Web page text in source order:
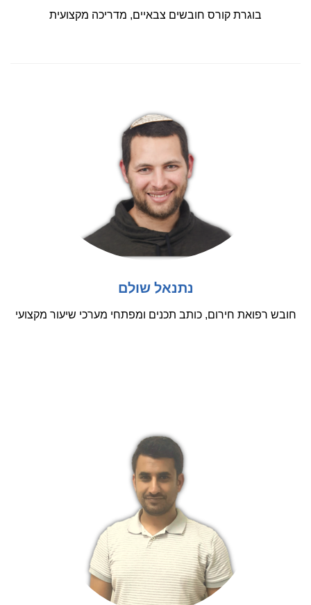
בוגרת קורס חובשים צבאיים, מדריכה מקצועית
נתנאל שולם
חובש רפואת חירום, כותב תכנים ומפתחי מערכי שיעור מקצועי